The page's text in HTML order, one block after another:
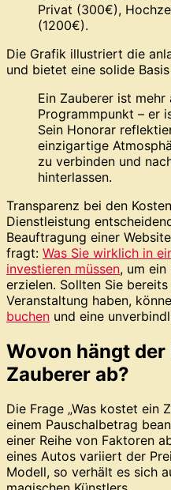
Die Grafik illustriert die
und bietet eine solide
Ein Zauberer ist mehr
Programmpunkt – er
Sein Honorar
einzigartige
zu verbinden und
hinterlassen.
Transparenz bei den
Dienstleistung
Beauftragung einer
fragt: Was Sie wirklich in
investieren müssen, um
erzielen. Sollten Sie
Veranstaltung haben,
buchen und eine
Wovon hängt
Zauberer ab?
Die Frage „Was kostet ein
einem Pauschalbetrag
einer Reihe von Faktoren
eines Autos variiert der
Modell, so verhält es sich